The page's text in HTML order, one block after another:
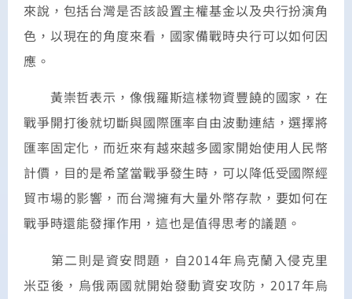
來說，包括台灣是否該設置主權基金以及央行扮演角
色，以現在的角度來看，國家備戰時央行可以如何因
應。
黃崇哲表示，像俄羅斯這樣物資豐饒的國家，在
戰爭開打後就切斷與國際匯率自由波動連結，選擇將
匯率固定化，而近來有越來越多國家開始使用人民幣
計價，目的是希望當戰爭發生時，可以降低受國際經
貿市場的影響，而台灣擁有大量外幣存款，要如何在
戰爭時還能發揮作用，這也是值得思考的議題。
第二則是資安問題，自2014年烏克蘭入侵克里
米亞後，烏俄兩國就開始發動資安攻防，2017年烏